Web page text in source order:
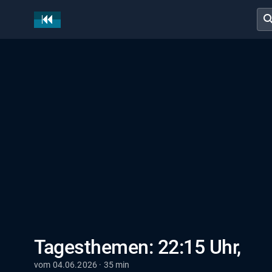
Tagesthemen: 22:15 Uhr,
vom 04.06.2026 · 35 min